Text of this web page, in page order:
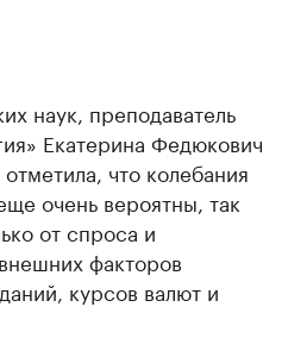
наук, преподаватель
Екатерина Федюкович
что колебания
очень вероятны, так
от спроса и
факторов
курсов валют и